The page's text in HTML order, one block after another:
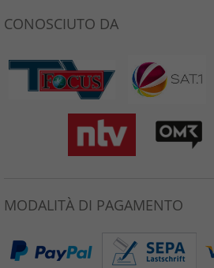
CONOSCIUTO DA
MODALITÀ DI PAGAMENTO